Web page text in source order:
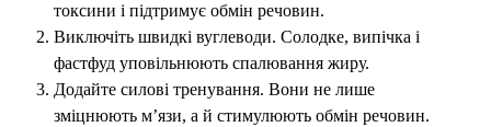
токсини і підтримує обмін речовин.
Виключіть швидкі вуглеводи. Солодке, випічка і
фастфуд уповільнюють спалювання жиру.
Додайте силові тренування. Вони не лише
зміцнюють м’язи, а й стимулюють обмін речовин.